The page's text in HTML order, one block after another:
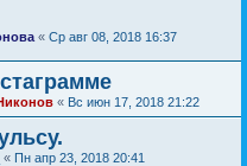
« Ср авг 08, 2018 16:37
« Вс июн 17, 2018 21:22
« Пн апр 23, 2018 20:41